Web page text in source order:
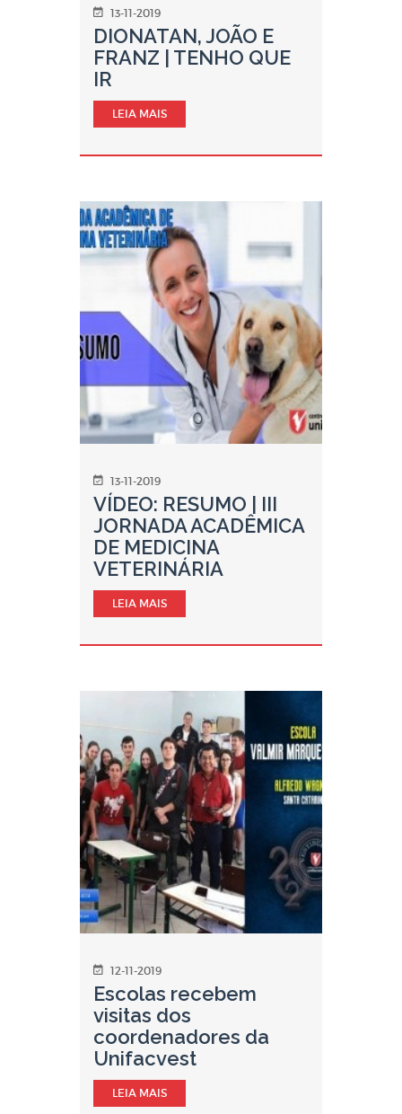
13-11-2019
DIONATAN, JOÃO E
FRANZ | TENHO QUE
IR
LEIA MAIS
13-11-2019
VÍDEO: RESUMO | III
JORNADA ACADÊMICA
DE MEDICINA
VETERINÁRIA
LEIA MAIS
12-11-2019
Escolas recebem
visitas dos
coordenadores da
Unifacvest
LEIA MAIS